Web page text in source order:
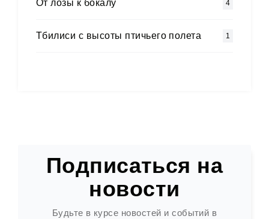
Oт лозы к бокалу 4
Тбилиси с высоты птичьего полета 1
Подписаться на
новости
Будьте в курсе новостей и событий в